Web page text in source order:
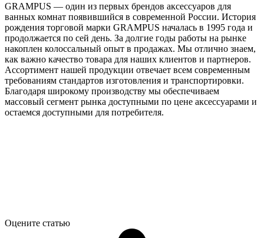
GRAMPUS — один из первых брендов аксессуаров для
ванных комнат появившийся в современной России. История
рождения торговой марки GRAMPUS началась в 1995 года и
продолжается по сей день. За долгие годы работы на рынке
накоплен колоссальный опыт в продажах. Мы отлично знаем,
как важно качество товара для наших клиентов и партнеров.
Ассортимент нашей продукции отвечает всем современным
требованиям стандартов изготовления и транспортировки.
Благодаря широкому производству мы обеспечиваем
массовый сегмент рынка доступными по цене аксессуарами и
остаемся доступными для потребителя.
Оцените статью